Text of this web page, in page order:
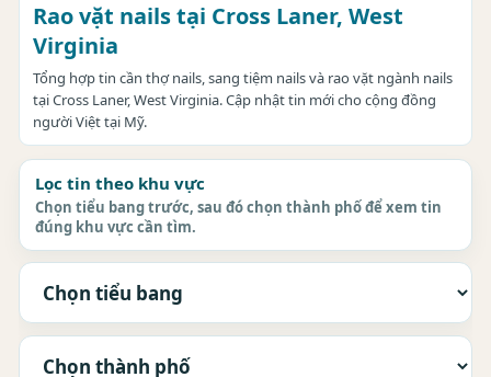
Rao vặt nails tại Cross Laner, West
Virginia
Tổng hợp tin cần thợ nails, sang tiệm nails và rao vặt ngành nails
tại Cross Laner, West Virginia. Cập nhật tin mới cho cộng đồng
người Việt tại Mỹ.
Lọc tin theo khu vực
Chọn tiểu bang trước, sau đó chọn thành phố để xem tin
đúng khu vực cần tìm.